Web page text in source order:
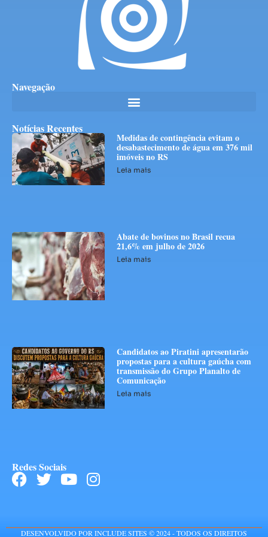
Navegação
Notícias Recentes
Medidas de contingência evitam o
desabastecimento de água em 376 mil
imóveis no RS
Leia mais
Abate de bovinos no Brasil recua
21,6% em julho de 2026
Leia mais
Candidatos ao Piratini apresentarão
propostas para a cultura gaúcha com
transmissão do Grupo Planalto de
Comunicação
Leia mais
Redes Sociais
DESENVOLVIDO POR INCLUDE SITES © 2024 - TODOS OS DIREITOS